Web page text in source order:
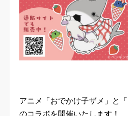
アニメ「おでかけ子ザメ」と
のコラボを開催いたします！